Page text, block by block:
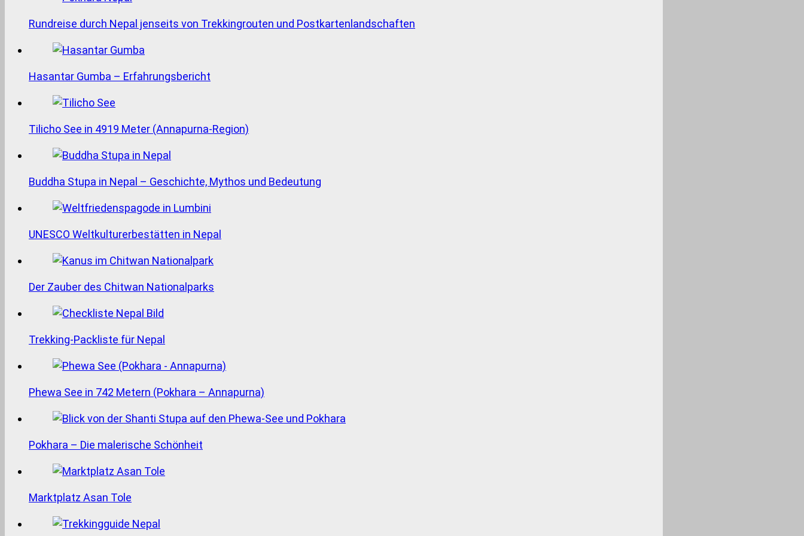
Rundreise durch Nepal jenseits von Trekkingrouten und Postkartenlandschaften
Hasantar Gumba – Erfahrungsbericht
Tilicho See in 4919 Meter (Annapurna-Region)
Buddha Stupa in Nepal – Geschichte, Mythos und Bedeutung
UNESCO Weltkulturerbestätten in Nepal
Der Zauber des Chitwan Nationalparks
Trekking-Packliste für Nepal
Phewa See in 742 Metern (Pokhara – Annapurna)
Pokhara – Die malerische Schönheit
Marktplatz Asan Tole